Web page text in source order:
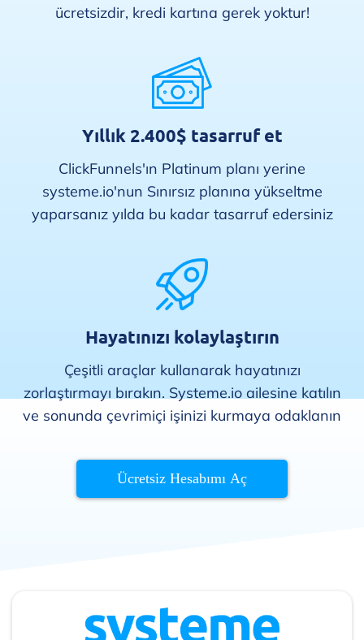
ücretsizdir, kredi kartına gerek yoktur!
Yıllık 2.400$ tasarruf et
ClickFunnels'ın Platinum planı yerine
systeme.io'nun Sınırsız planına yükseltme
yaparsanız yılda bu kadar tasarruf edersiniz
Hayatınızı kolaylaştırın
Çeşitli araçlar kullanarak hayatınızı
zorlaştırmayı bırakın. Systeme.io ailesine katılın
ve sonunda çevrimiçi işinizi kurmaya odaklanın
Ücretsiz Hesabımı Aç